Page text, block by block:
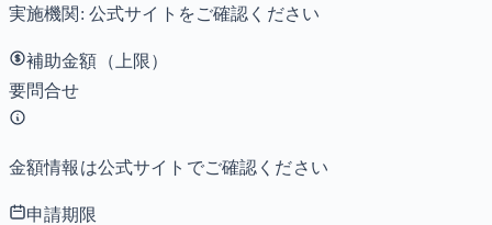
実施機関: 公式サイトをご確認ください
補助金額（上限）
要問合せ
金額情報は公式サイトでご確認ください
申請期限